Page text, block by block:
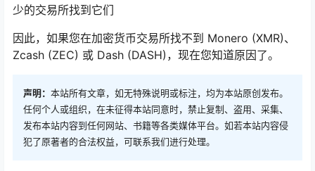
少的交易所找到它们
因此，如果您在加密货币交易所找不到 Monero (XMR)、
Zcash (ZEC) 或 Dash (DASH)，现在您知道原因了。
声明： 本站所有文章，如无特殊说明或标注，均为本站原创发布。
任何个人或组织，在未征得本站同意时，禁止复制、盗用、采集、
发布本站内容到任何网站、书籍等各类媒体平台。如若本站内容侵
犯了原著者的合法权益，可联系我们进行处理。